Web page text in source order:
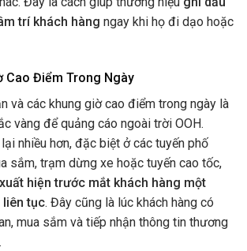
trí khách hàng ngay khi họ đi dạo hoặc
Cao Điểm Trong Ngày
và các khung giờ cao điểm trong ngày là
vàng để quảng cáo ngoài trời OOH.
nhiều hơn, đặc biệt ở các tuyến phố
sắm, trạm dừng xe hoặc tuyến cao tốc,
xuất hiện trước mắt khách hàng một
liên tục. Đây cũng là lúc khách hàng có
mua sắm và tiếp nhận thông tin thương